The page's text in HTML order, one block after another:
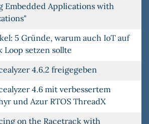
Embedded Applications with
5 Gründe, warum auch IoT auf
Loop setzen sollte
4.6.2 freigegeben
4.6 mit verbessertem
und Azur RTOS ThreadX
on the Racetrack with